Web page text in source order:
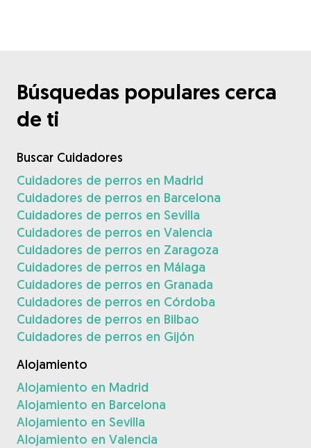
Búsquedas populares cerca
de ti
Buscar Cuidadores
Cuidadores de perros en Madrid
Cuidadores de perros en Barcelona
Cuidadores de perros en Sevilla
Cuidadores de perros en Valencia
Cuidadores de perros en Zaragoza
Cuidadores de perros en Málaga
Cuidadores de perros en Granada
Cuidadores de perros en Córdoba
Cuidadores de perros en Bilbao
Cuidadores de perros en Gijón
Alojamiento
Alojamiento en Madrid
Alojamiento en Barcelona
Alojamiento en Sevilla
Alojamiento en Valencia